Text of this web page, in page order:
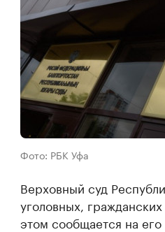
Фото: РБК Уфа
Верховный суд
уголовных,
этом сообщается на его